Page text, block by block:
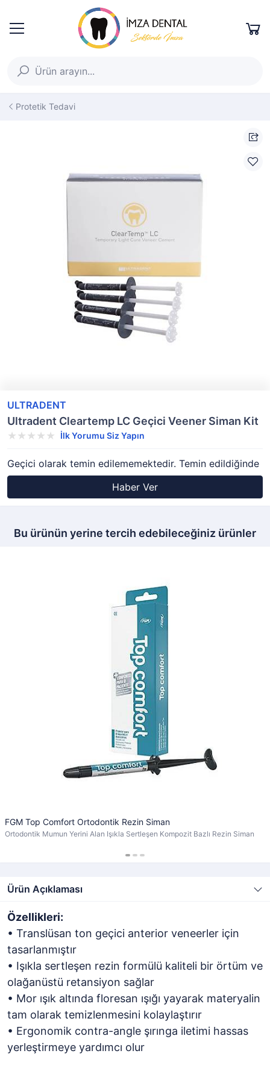
Protetik Tedavi
ULTRADENT
Ultradent Cleartemp LC Geçici Veener Siman Kit
İlk Yorumu Siz Yapın
Geçici olarak temin edilememektedir. Temin edildiğinde
Haber Ver
Bu ürünün yerine tercih edebileceğiniz ürünler
FGM Top Comfort Ortodontik Rezin Siman
Ortodontik Mumun Yerini Alan Işıkla Sertleşen Kompozit Bazlı Rezin Siman
Ürün Açıklaması
Özellikleri:
• Translüsan ton geçici anterior veneerler için
tasarlanmıştır
• Işıkla sertleşen rezin formülü kaliteli bir örtüm ve
olağanüstü retansiyon sağlar
• Mor ışık altında floresan ışığı yayarak materyalin
tam olarak temizlenmesini kolaylaştırır
• Ergonomik contra-angle şırınga iletimi hassas
yerleştirmeye yardımcı olur